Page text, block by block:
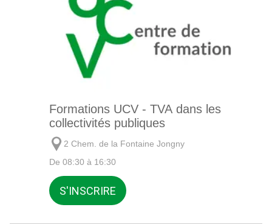
Formations UCV - TVA dans les
collectivités publiques
2 Chem. de la Fontaine Jongny
De 08:30 à 16:30
S'INSCRIRE